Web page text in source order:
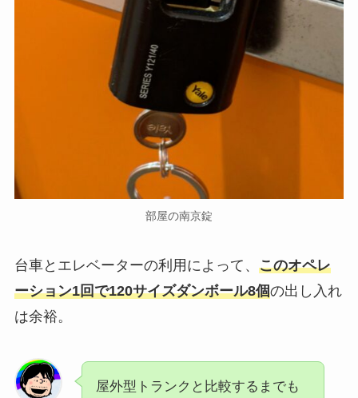
部屋の南京錠
台車とエレベーターの利用によって、 このオペレ
ーション1回で120サイズダンボール8個の出し入れ
は余裕。
屋外型トランクと比較するまでも